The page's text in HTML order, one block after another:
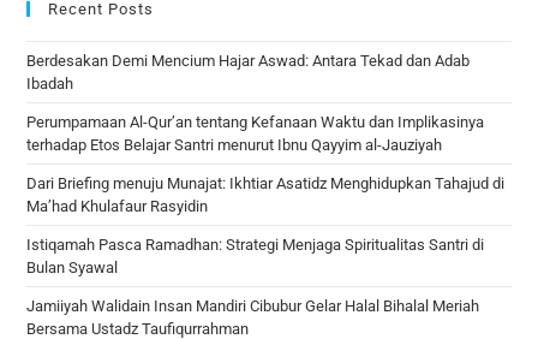
Recent Posts
Berdesakan Demi Mencium Hajar Aswad: Antara Tekad dan Adab
Ibadah
Perumpamaan Al-Qur’an tentang Kefanaan Waktu dan Implikasinya
terhadap Etos Belajar Santri menurut Ibnu Qayyim al-Jauziyah
Dari Briefing menuju Munajat: Ikhtiar Asatidz Menghidupkan Tahajud di
Ma’had Khulafaur Rasyidin
Istiqamah Pasca Ramadhan: Strategi Menjaga Spiritualitas Santri di
Bulan Syawal
Jamiiyah Walidain Insan Mandiri Cibubur Gelar Halal Bihalal Meriah
Bersama Ustadz Taufiqurrahman